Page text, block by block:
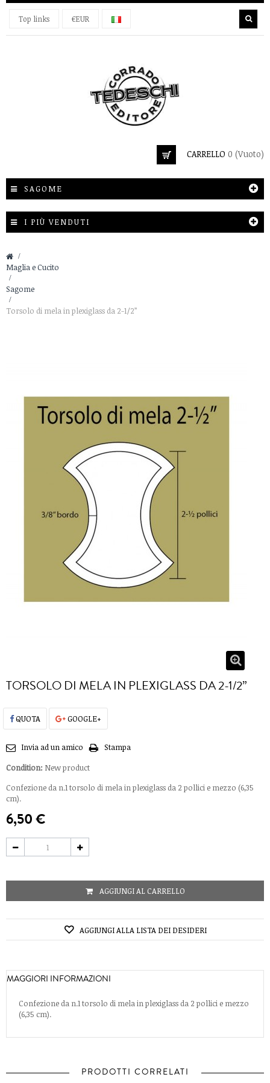
Top links €EUR
CARRELLO 0 (Vuoto)
SAGOME
I PIÙ VENDUTI
&gt;
Maglia e Cucito
>
Sagome
>
Torsolo di mela in plexiglass da 2-1/2”
TORSOLO DI MELA IN PLEXIGLASS DA 2-1/2”
QUOTA GOOGLE+
Invia ad un amico
Stampa
Condition: New product
Confezione da n.1 torsolo di mela in plexiglass da 2 pollici e mezzo (6,35
cm).
6,50 €
AGGIUNGI AL CARRELLO
AGGIUNGI ALLA LISTA DEI DESIDERI
MAGGIORI INFORMAZIONI
Confezione da n.1 torsolo di mela in plexiglass da 2 pollici e mezzo
(6,35 cm).
PRODOTTI CORRELATI